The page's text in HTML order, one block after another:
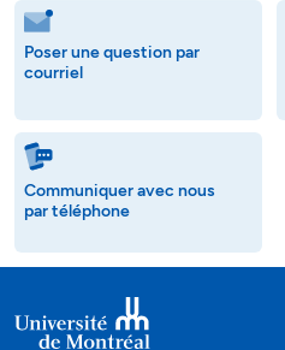
Poser une question par
courriel
Communiquer avec nous
par téléphone